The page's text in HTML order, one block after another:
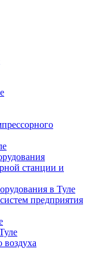
станции и
в Туле
предприятия
воздуха